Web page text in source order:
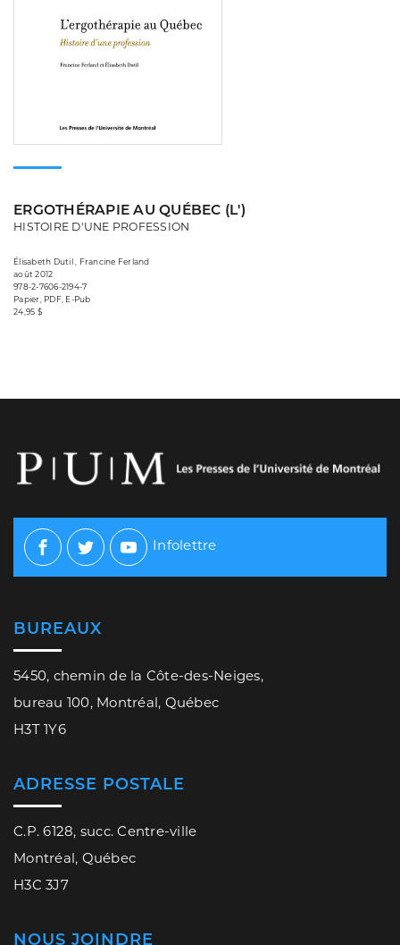
ERGOTHÉRAPIE AU QUÉBEC (L')
HISTOIRE D'UNE PROFESSION
Élisabeth Dutil , Francine Ferland
août 2012
978-2-7606-2194-7
Papier, PDF, E-Pub
24,95 $
Facebook
TwitterYoutube
Infolettre
BUREAUX
5450, chemin de la Côte-des-Neiges,
bureau 100, Montréal, Québec
H3T 1Y6
ADRESSE POSTALE
C.P. 6128, succ. Centre-ville
Montréal, Québec
H3C 3J7
NOUS JOINDRE